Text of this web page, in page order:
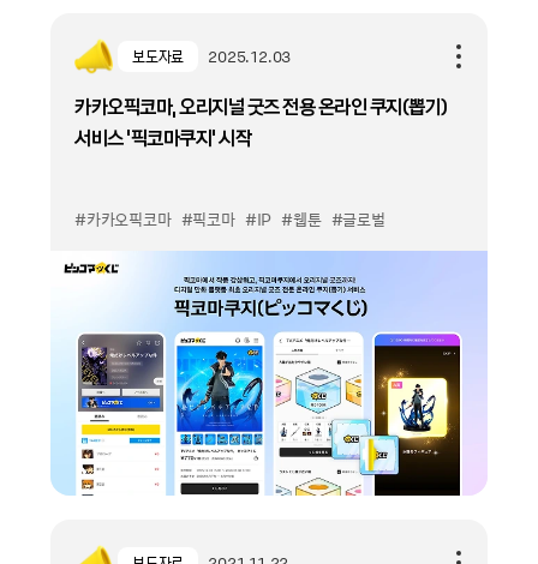
보도자료 2025.12.03
카카오픽코마, 오리지널 굿즈 전용 온라인 쿠지(뽑기)
서비스 ‘픽코마쿠지’ 시작
#카카오픽코마 #픽코마 #IP #웹툰 #글로벌